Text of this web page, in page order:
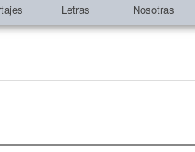
Letras Nosotras